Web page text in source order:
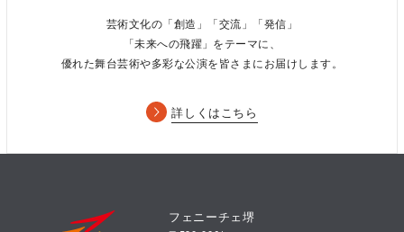
第一部 基調講演「Withコロナ時代の劇場
課題と今後の運営」
コロナ禍における「公共ホールに求められる役割の
変化」を上げながら、 地域の文化振興における取り
芸術文化の「創造」「交流」「発信」
「未来への飛躍」をテーマに、
優れた舞台芸術や多彩な公演を皆さまにお届けします。
詳しくはこちら
フェニーチェ堺